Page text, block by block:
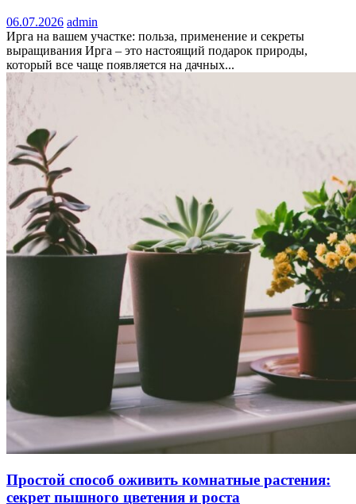
06.07.2026 admin
Ирга на вашем участке: польза, применение и секреты
выращивания Ирга – это настоящий подарок природы,
который все чаще появляется на дачных...
Простой способ оживить комнатные растения:
секрет пышного цветения и роста